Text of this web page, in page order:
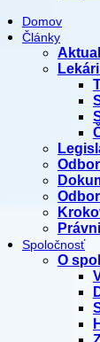
Domov
Články
Spoločnosť
O